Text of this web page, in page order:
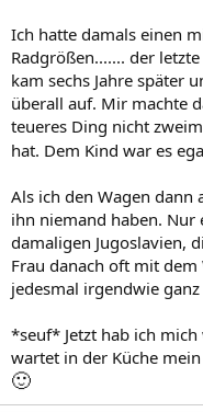
Ich hatte damals einen
Radgrößen....... der
kam sechs Jahre später
überall auf. Mir machte
teueres Ding nicht
hat. Dem Kind war es
Als ich den Wagen
ihn niemand haben. Nur
damaligen Jugoslavien,
Frau danach oft mit
jedesmal irgendwie
*seuf* Jetzt hab ich
wartet in der Küche
🙂